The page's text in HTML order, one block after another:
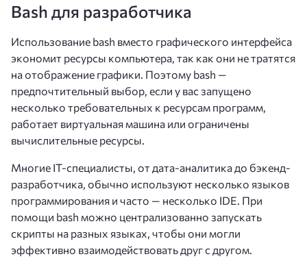
Bash для разработчика
Использование bash вместо графического интерфейса
экономит ресурсы компьютера, так как они не тратятся
на отображение графики. Поэтому bash —
предпочтительный выбор, если у вас запущено
несколько требовательных к ресурсам программ,
работает виртуальная машина или ограничены
вычислительные ресурсы.
Многие IT-специалисты, от дата-аналитика до бэкенд-
разработчика, обычно используют несколько языков
программирования и часто — несколько IDE. При
помощи bash можно централизованно запускать
скрипты на разных языках, чтобы они могли
эффективно взаимодействовать друг с другом.